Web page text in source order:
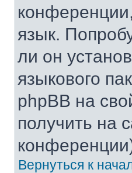
язык.
ли он
языкового
phpBB на
получить на
Вернуться к